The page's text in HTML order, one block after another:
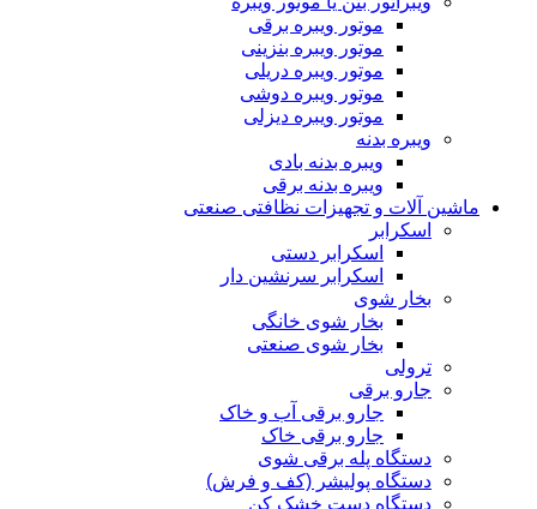
موتور ویبره برقی
موتور ویبره بنزینی
موتور ویبره دریلی
موتور ویبره دوشی
موتور ویبره دیزلی
ویبره بدنه
ویبره بدنه بادی
ویبره بدنه برقی
ماشین آلات و تجهیزات نظافتی صنعتی
اسکرابر
اسکرابر دستی
اسکرابر سرنشین دار
بخار شوی
بخار شوی خانگی
بخار شوی صنعتی
ترولی
جارو برقی
جارو برقی آب و خاک
جارو برقی خاک
دستگاه پله برقی شوی
دستگاه پولیشر (کف و فرش)
دستگاه دست خشک کن